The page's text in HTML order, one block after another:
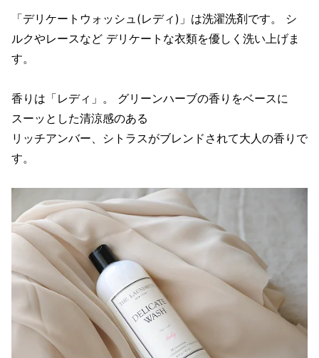
「デリケートウォッシュ(レディ)」は洗濯洗剤です。 シ
ルクやレースなど デリケートな衣類を優しく洗い上げま
す。
香りは「レディ」。 グリーンハーブの香りをベースに
スーッとした清涼感のある
リッチアンバー、シトラスがブレンドされて大人の香りで
す。